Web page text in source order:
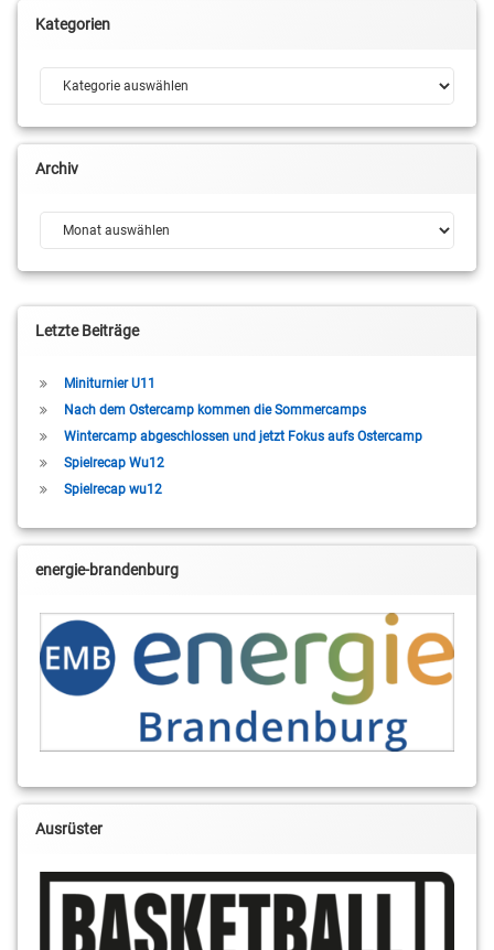
Kategorien
Kategorien
Archiv
Archiv
Letzte Beiträge
Miniturnier U11
Nach dem Ostercamp kommen die Sommercamps
Wintercamp abgeschlossen und jetzt Fokus aufs Ostercamp
Spielrecap Wu12
Spielrecap wu12
energie-brandenburg
Ausrüster